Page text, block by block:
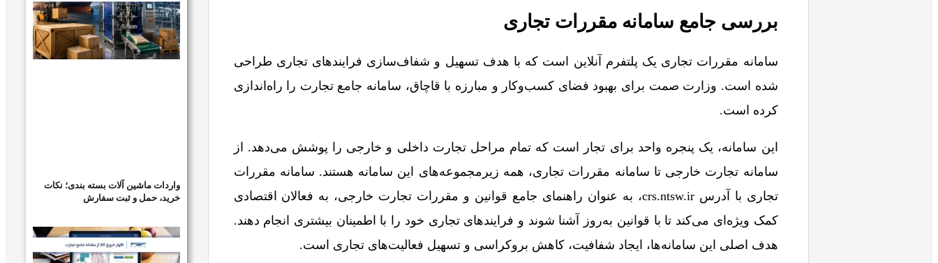
بررسی جامع سامانه مقررات تجاری
سامانه مقررات تجاری یک پلتفرم آنلاین است که با هدف تسهیل و شفاف‌سازی فرایندهای تجاری طراحی
شده است. وزارت صمت برای بهبود فضای کسب‌وکار و مبارزه با قاچاق، سامانه جامع تجارت را راه‌اندازی
کرده است.
این سامانه، یک پنجره واحد برای تجار است که تمام مراحل تجارت داخلی و خارجی را پوشش می‌دهد. از
سامانه تجارت خارجی تا سامانه مقررات تجاری، همه زیرمجموعه‌های این سامانه هستند. سامانه مقررات
تجاری با آدرس crs.ntsw.ir، به عنوان راهنمای جامع قوانین و مقررات تجارت خارجی، به فعالان اقتصادی
کمک ویژه‌ای می‌کند تا با قوانین به‌روز آشنا شوند و فرایندهای تجاری خود را با اطمینان بیشتری انجام دهند.
هدف اصلی این سامانه‌ها، ایجاد شفافیت، کاهش بروکراسی و تسهیل فعالیت‌های تجاری است.
واردات ماشین آلات بسته بندی؛ نکات
خرید، حمل و ثبت سفارش